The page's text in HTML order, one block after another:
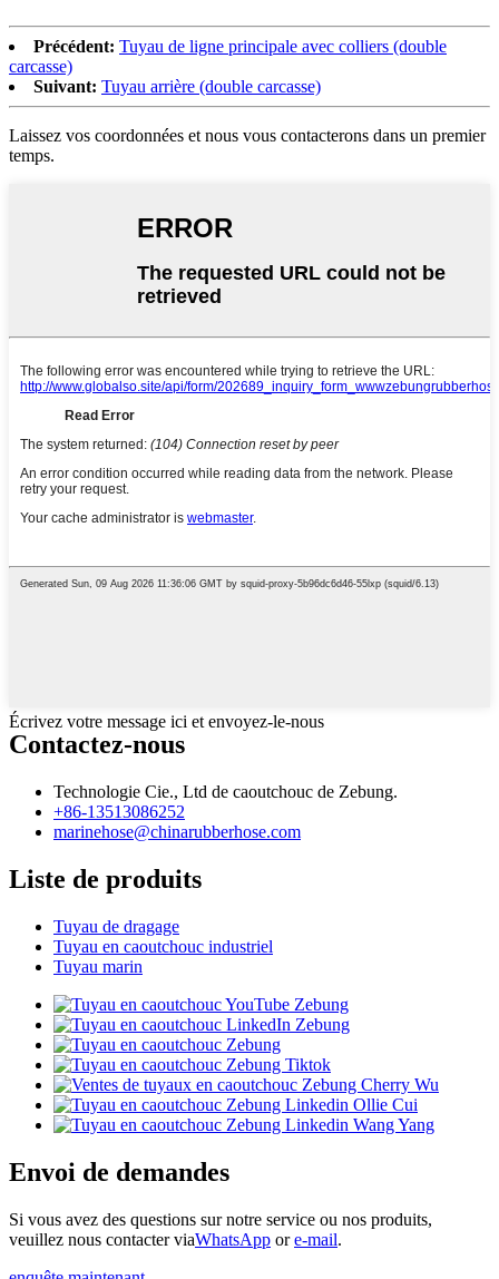
Précédent: Tuyau de ligne principale avec colliers (double
carcasse)
Suivant: Tuyau arrière (double carcasse)
Laissez vos coordonnées et nous vous contacterons dans un premier
temps.
Écrivez votre message ici et envoyez-le-nous
Contactez-nous
Technologie Cie., Ltd de caoutchouc de Zebung.
+86-13513086252
marinehose@chinarubberhose.com
Liste de produits
Tuyau de dragage
Tuyau en caoutchouc industriel
Tuyau marin
Envoi de demandes
Si vous avez des questions sur notre service ou nos produits,
veuillez nous contacter viaWhatsApp ore-mail.